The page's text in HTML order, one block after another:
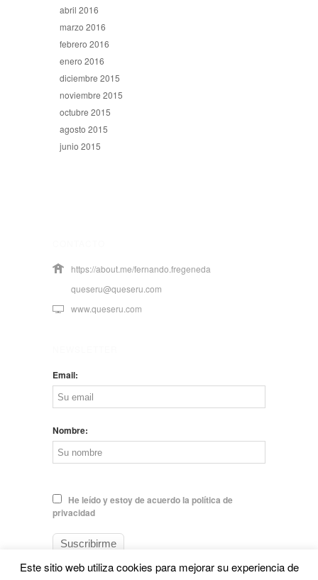
abril 2016
marzo 2016
febrero 2016
enero 2016
diciembre 2015
noviembre 2015
octubre 2015
agosto 2015
junio 2015
https://about.me/fernando.fregeneda
queseru@queseru.com
www.queseru.com
Email:
Nombre:
He leído y estoy de acuerdo la política de
privacidad
Este sitio web utiliza cookies para mejorar su experiencia de